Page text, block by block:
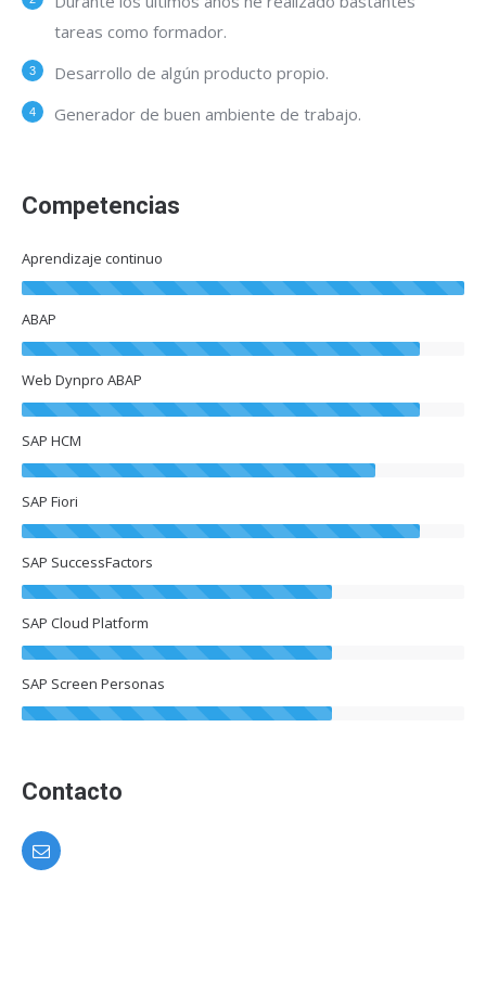
tareas como formador.
Desarrollo de algún producto propio.
Generador de buen ambiente de trabajo.
Competencias
Aprendizaje continuo
ABAP
Web Dynpro ABAP
SAP HCM
SAP Fiori
SAP SuccessFactors
SAP Cloud Platform
SAP Screen Personas
Contacto